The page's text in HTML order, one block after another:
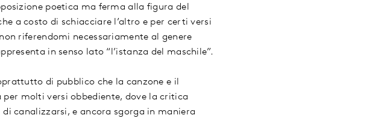
poetica ma ferma alla figura del
a costo di schiacciare l’altro e per certi versi
riferendomi necessariamente al genere
in senso lato “l’istanza del maschile”.
di pubblico che la canzone e il
per molti versi obbediente, dove la critica
canalizzarsi, e ancora sgorga in maniera